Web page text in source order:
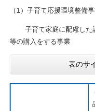
（1）子育て応援環境整備
子育て家庭に配慮した
等の購入をする事業
表のサ